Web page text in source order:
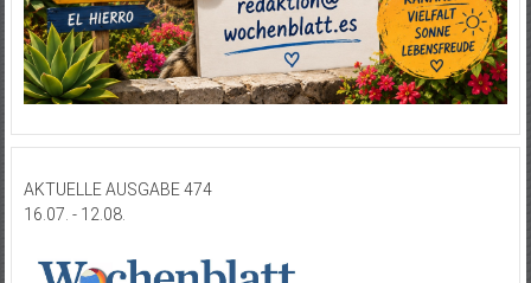
AKTUELLE AUSGABE 474
16.07. - 12.08.